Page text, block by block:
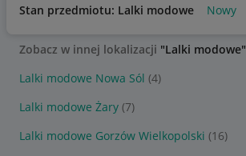
Stan przedmiotu: Lalki modowe Nowy
Zobacz w innej lokalizacji "Lalki modowe"
Lalki modowe Nowa Sól (4)
Lalki modowe Żary (7)
Lalki modowe Gorzów Wielkopolski (16)